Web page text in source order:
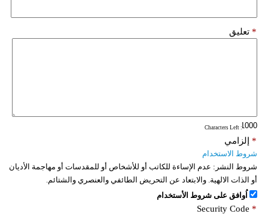
تعليق *
: Characters Left
إلزامي *
شروط الاستخدام
شروط النشر: عدم الإساءة للكاتب أو للأشخاص أو للمقدسات أو مهاجمة الأديان
أو الذات الالهية. والابتعاد عن التحريض الطائفي والعنصري والشتائم.
اُوافق على شروط الأستخدام
Security Code *